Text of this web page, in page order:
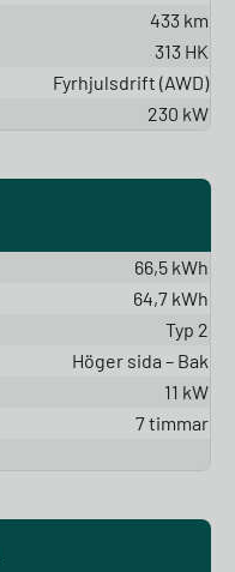
433 km
313 HK
Fyrhjulsdrift (AWD)
230 kW
66,5 kWh
64,7 kWh
Typ 2
Höger sida – Bak
11 kW
7 timmar